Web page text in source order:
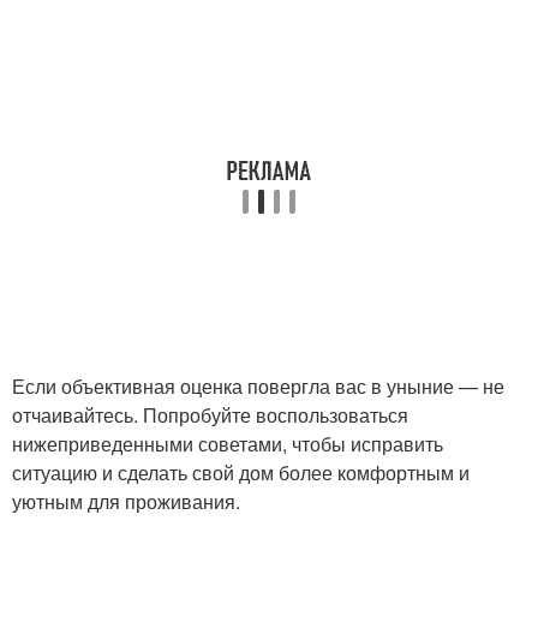
Если объективная оценка повергла вас в уныние — не
отчаивайтесь. Попробуйте воспользоваться
нижеприведенными советами, чтобы исправить
ситуацию и сделать свой дом более комфортным и
уютным для проживания.